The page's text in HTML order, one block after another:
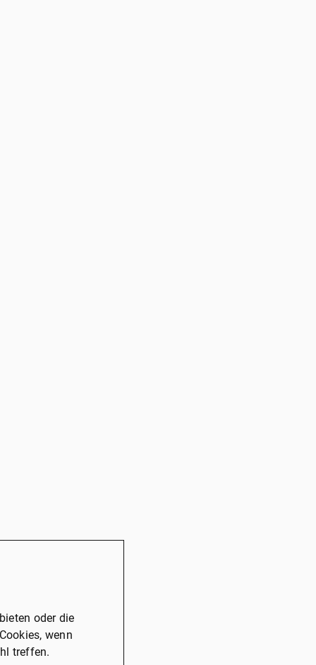
oder die
wenn
treffen.